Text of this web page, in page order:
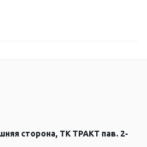
сторона, ТК ТРАКТ пав. 2-